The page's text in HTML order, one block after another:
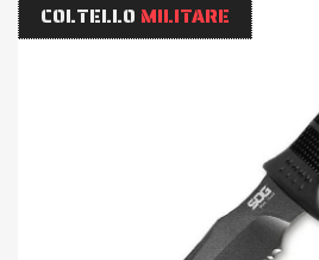
COLTELLO MILITARE